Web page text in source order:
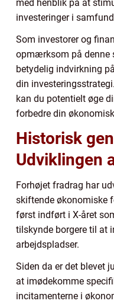
med henblik på at
investeringer i
Som investorer og
opmærksom på denne
betydelig indvirkning
din
kan du potentielt øge
forbedre din
Historisk
Udviklingen
Forhøjet fradrag har
skiftende økonomiske
først indført i X-året
tilskynde borgere til at
arbejdspladser.
Siden da er det blevet
at imødekomme
incitamenterne i